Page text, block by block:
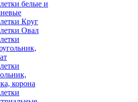
белые и
Круг
Овал
корона